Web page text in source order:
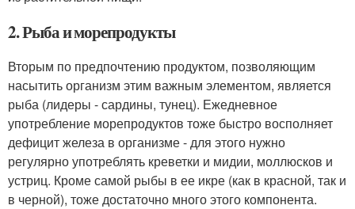
2. Рыба и морепродукты
Вторым по предпочтению продуктом, позволяющим
насытить организм этим важным элементом, является
рыба (лидеры - сардины, тунец). Ежедневное
употребление морепродуктов тоже быстро восполняет
дефицит железа в организме - для этого нужно
регулярно употреблять креветки и мидии, моллюсков и
устриц. Кроме самой рыбы в ее икре (как в красной, так и
в черной), тоже достаточно много этого компонента.